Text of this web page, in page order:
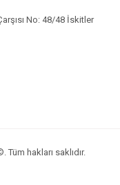
No: 48/48 İskitler
hakları saklıdır.